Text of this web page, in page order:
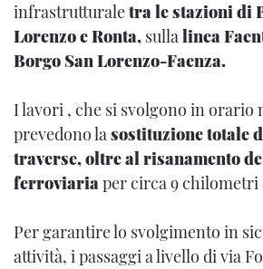
infrastrutturaletra le stazioni di
Lorenzo e Ronta, sullalinea
Borgo San Lorenzo-Faenza.
I lavori , che si svolgono in orario
prevedono lasostituzione totale
traverse, oltre al risanamento
ferroviariaper circa 9 chilometri
Per garantire lo svolgimento in
attività, i passaggi a livello di via